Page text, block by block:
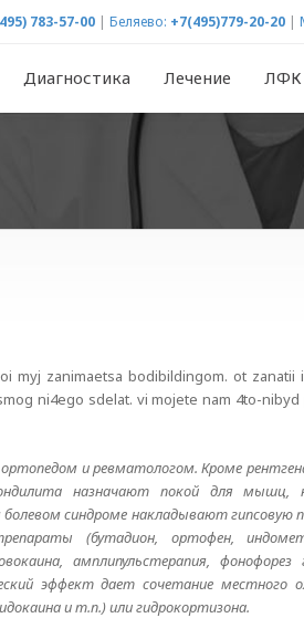
783-57-00 | Беляево: +7(495)779-20-20 |
Диагностика Лечение ЛФК
myj zanimaetsa bodibildingom. ot
ni4ego sdelat. vi mojete nam 4to-
и ревматологом. Кроме
назначают покой для мышц,
синдроме накладывают гипсовую
(бутадион, ортофен,
амплипульстерапия, фонофорез
эффект дает сочетание местного
и т.п.) или гидрокортизона.